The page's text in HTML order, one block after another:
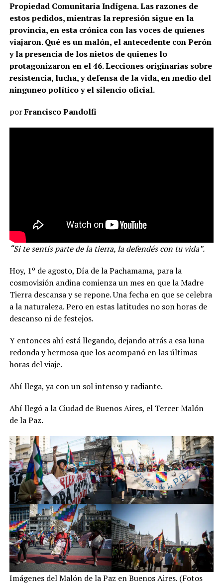
Propiedad Comunitaria Indígena. Las razones de
estos pedidos, mientras la represión sigue en la
provincia, en esta crónica con las voces de quienes
viajaron. Qué es un malón, el antecedente con Perón
y la presencia de los nietos de quienes lo
protagonizaron en el 46. Lecciones originarias sobre
resistencia, lucha, y defensa de la vida, en medio del
ninguneo político y el silencio oficial.
porFrancisco Pandolfi
“Si te sentís parte de la tierra, la defendés con tu vida”.
Hoy, 1º de agosto, Día de la Pachamama, para la
cosmovisión andina comienza un mes en que la Madre
Tierra descansa y se repone. Una fecha en que se celebra
a la naturaleza. Pero en estas latitudes no son horas de
descanso ni de festejos.
Y entonces ahí está llegando, dejando atrás a esa luna
redonda y hermosa que los acompañó en las últimas
horas del viaje.
Ahí llega, ya con un sol intenso y radiante.
Ahí llegó a la Ciudad de Buenos Aires, el Tercer Malón
de la Paz.
Imágenes del Malón de la Paz en Buenos Aires. (Fotos